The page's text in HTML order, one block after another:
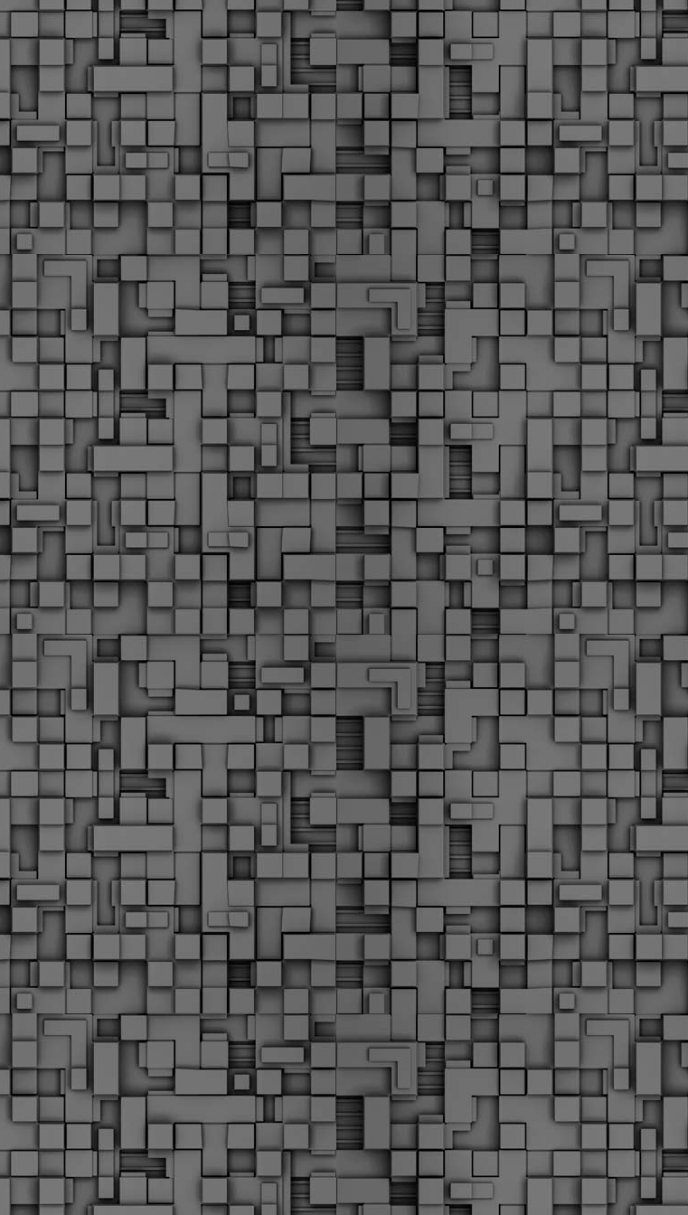
σε δήμους της χώρας. Το Dimastin, αναζητεί
φωτογραφικό υλικό στο διαδίκτυο και σας το
αυτή την ανάρτηση. Επίσης, σας καλούμε, αν
μας έχουν "ξεφύγει" ορκωμοσίες, μπορείτε να
φωτογραφικό τους υλικό στο dimasthes@gmail.gr
δημοσιεύουμε εδώ, άμεσα.
MAR
Θεσσαλονίκη: Ορκίστηκαν οι 75 νέοι
αστυνομικοί – Τι τους ζήτησε ο
Ενισχύεται το έργο της δημοτικής
Θεσσαλονίκης καθώς το πρωί της Τετάρτης 18
ορκίστηκαν οι 75 νέοι δημοτικοί αστυνομικοί.
«Με αυτούς, σε λίγους μήνες αποκτά ένα
δημοτική αστυνομία. Θα είναι πιο κοντά στον
ευκαιρία να είμαι σήμερα στην ορκωμοσία τους.
MAR
Ξεκίνησαν εδώ και μια εβδομάδα οι
νεοπροσληφθέντων Δημοτικών
δήμους και οι ορκωμοσίες τους - Πλήρες
Μεγάλες μέρες ζει ο "οργανισμός" της Δημοτικής
Να θυμίσουμε ότι κανονικές προσλήψεις στην
Αστυνομία έχουν να γίνουν από το 2010. Δεκαέξι
χρόνια! Και βέβαια, ακόμη και με αυτές τις
φτάνουμε ούτε τα 2/3 των Δημοτικών
υπηρετούσαν το 2013 προ της κατάργησης της
απόφαση του σημερινού πρωθυπουργού Κυριάκου
είναι...
2
Δημοτική Αστυνομία Θεσσαλονίκης:
απολογισμός ελέγχων τήρησης
Τον απολογισμό των δράσεων ελέγχου για τα
κατά το δίμηνο Ιανουαρίου – Φεβρουαρίου 2026
Δημοτική Αστυνομία Θεσσαλονίκης, με στόχο την
ζώων και την ομαλή συμβίωση στην πόλη.
FEB
18
ΣτΕ: Οριστική απόρριψη της
και 14ου μισθού για τους δημοσίους
Με την απόφαση αυτή, το ΣτΕ απορρίπτει
αξιώσεις των δημοσίων υπαλλήλων για
δώρων, επικυρώνοντας την τρέχουσα κατάσταση
αντιδράσεις της ΑΔΕΔΥ
Το ΣτΕ απέρριψε οριστικά την προσφυγή της
εκπαιδευτικού για την επαναφορά των δώρων
Πάσχα και θερινής άδειας (13ος και 14ος μισθός)
εργαζόμενους του δημόσιου τομέα, κλείνοντας
διαμάχη δεκαετιών που αφορούσε τις
Γνωστοποίηση έκδοσης οριστικών
Παροχή οδηγιών.
► Δείτε/κατεβάστε την πολυαναμενόμενη
FEB
1
Με διαρροή 2 μέρες πριν την στάση
ενημερώνει το ΣτΕ για την απόρριψη